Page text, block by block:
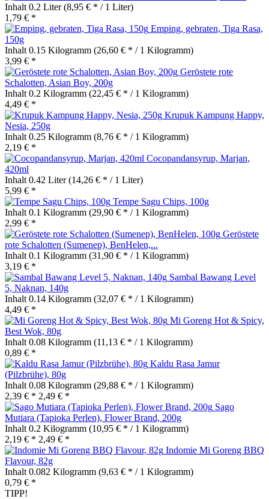
Inhalt 0.2 Liter(8,95 € * / 1 Liter)
1,79 € *
Emping, gebraten, Tiga Rasa,
150g
Inhalt 0.15 Kilogramm (26,60 € * / 1 Kilogramm)
3,99 € *
Geröstete rote
Schalotten, Asian Boy, 200g
Inhalt 0.2 Kilogramm (22,45 € * / 1 Kilogramm)
4,49 € *
Krupuk Kampung Happy,
Nesia, 250g
Inhalt 0.25 Kilogramm (8,76 € * / 1 Kilogramm)
2,19 € *
Cocopandansyrup, Marjan,
420ml
Inhalt 0.42 Liter(14,26 € * / 1 Liter)
5,99 € *
Tempe Sagu Chips, 100g
Inhalt 0.1 Kilogramm (29,90 € * / 1 Kilogramm)
2,99 € *
Geröstete
rote Schalotten (Sumenep), BenHelen,...
Inhalt 0.1 Kilogramm (31,90 € * / 1 Kilogramm)
3,19 € *
Sambal Bawang Level
5, Naknan, 140g
Inhalt 0.14 Kilogramm (32,07 € * / 1 Kilogramm)
4,49 € *
Mi Goreng Hot & Spicy,
Best Wok, 80g
Inhalt 0.08 Kilogramm (11,13 € * / 1 Kilogramm)
0,89 € *
Kaldu Rasa Jamur
(Pilzbrühe), 80g
Inhalt 0.08 Kilogramm (29,88 € * / 1 Kilogramm)
2,39 € * 2,49 € *
Sago
Mutiara (Tapioka Perlen), Flower Brand, 200g
Inhalt 0.2 Kilogramm (10,95 € * / 1 Kilogramm)
2,19 € * 2,49 € *
Indomie Mi Goreng BBQ
Flavour, 82g
Inhalt 0.082 Kilogramm (9,63 € * / 1 Kilogramm)
0,79 € *
TIPP!